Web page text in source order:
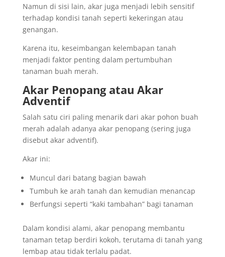
Namun di sisi lain, akar juga menjadi lebih sensitif
terhadap kondisi tanah seperti kekeringan atau
genangan.
Karena itu, keseimbangan kelembapan tanah
menjadi faktor penting dalam pertumbuhan
tanaman buah merah.
Akar Penopang atau Akar
Adventif
Salah satu ciri paling menarik dari akar pohon buah
merah adalah adanya akar penopang (sering juga
disebut akar adventif).
Akar ini:
Muncul dari batang bagian bawah
Tumbuh ke arah tanah dan kemudian menancap
Berfungsi seperti “kaki tambahan” bagi tanaman
Dalam kondisi alami, akar penopang membantu
tanaman tetap berdiri kokoh, terutama di tanah yang
lembap atau tidak terlalu padat.